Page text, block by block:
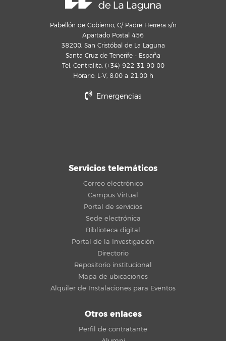
Pabellón de Gobierno, C/ Padre Herrera s/n
Apartado Postal 456
38200, San Cristóbal de La Laguna
Santa Cruz de Tenerife - España
Tel. Centralita: (+34) 922 31 90 00
Horario: L-V, 8:00 a 21:00 h
Emergencias
Servicios telemáticos
Correo electrónico
Campus Virtual
Portal de servicios
Sede electrónica
Biblioteca digital
Portal de la Investigación
Directorio
Repositorio institucional
Mapa de ubicaciones
Alquiler de Instalaciones para Eventos
Otros enlaces
Perfil de contratante